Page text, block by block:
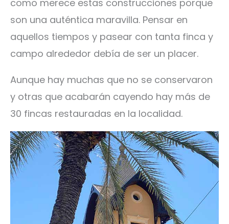
como merece estas construcciones porque
son una auténtica maravilla. Pensar en
aquellos tiempos y pasear con tanta finca y
campo alrededor debía de ser un placer.
Aunque hay muchas que no se conservaron
y otras que acabarán cayendo hay más de
30 fincas restauradas en la localidad.